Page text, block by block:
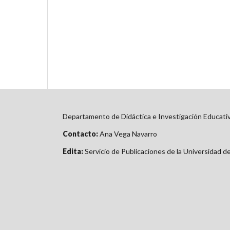
Departamento de Didáctica e Investigación
Contacto:Ana Vega Navarro
Edita:Servicio de Publicaciones de la Universidad